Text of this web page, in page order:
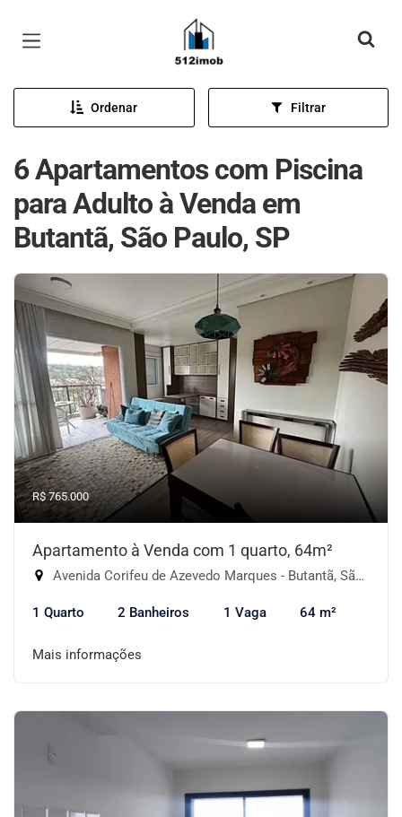
Página inicial
Ordenar Filtrar
6 Apartamentos com Piscina
para Adulto à Venda em
Butantã, São Paulo, SP
R$ 765.000
Apartamento à Venda com 1 quarto, 64m²
Avenida Corifeu de Azevedo Marques - Butantã, São Paulo-SP
1 Quarto 2 Banheiros 1 Vaga 64 m²
Mais informações